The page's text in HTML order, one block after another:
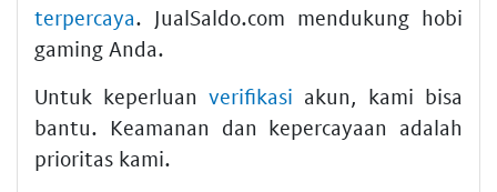
terpercaya. JualSaldo.com mendukung hobi
gaming Anda.
Untuk keperluan verifikasi akun, kami bisa
bantu. Keamanan dan kepercayaan adalah
prioritas kami.